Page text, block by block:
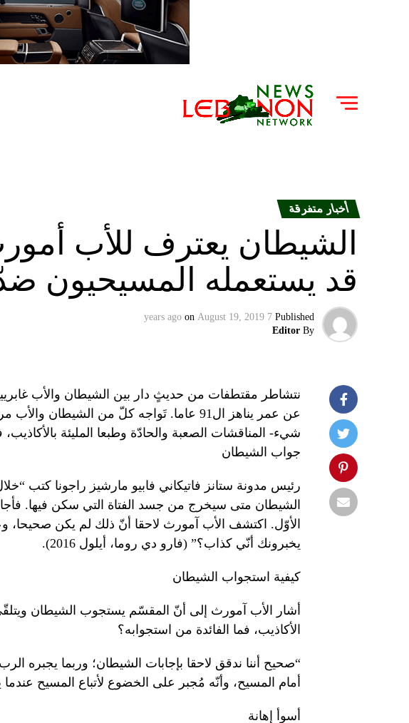
أخبار متفرقة
الشيطان يعترف للأب
قد يستعمله المسيحيون
Published
7 years ago
on August 19, 2019
By
Editor
نتشاطر مقتطفات من حديثٍ دار بين الشيطان والأب
عن عمر يناهز ال91 عاما. تَواجه كلّ من
شيء- المناقشات الصعبة والحادّة وطبعا المليئة
جواب الشيطان
رئيس مدونة ستانز فاتيكاني فابيو مارشيز راجونا كتب
الأوّل. اكتشف الأب آمورث لاحقا أنّ ذلك لم يكن صحيحا،
يخبرونك أنّي كذاب؟” (فارو دي روما، أيلول 2016).
كيفية استجواب الشيطان
أشار الأب آمورث إلى أنّ المقسّم يستجوب الشيطان
الأكاذيب، فما الفائدة من استجوابه؟
“صحيح أننا ندقق لاحقا بإجابات الشيطان؛ وربما يجبره
أمام المسيح، وأنّه مُجبر على الخضوع لأتباع المسيح
أسوأ إهانة